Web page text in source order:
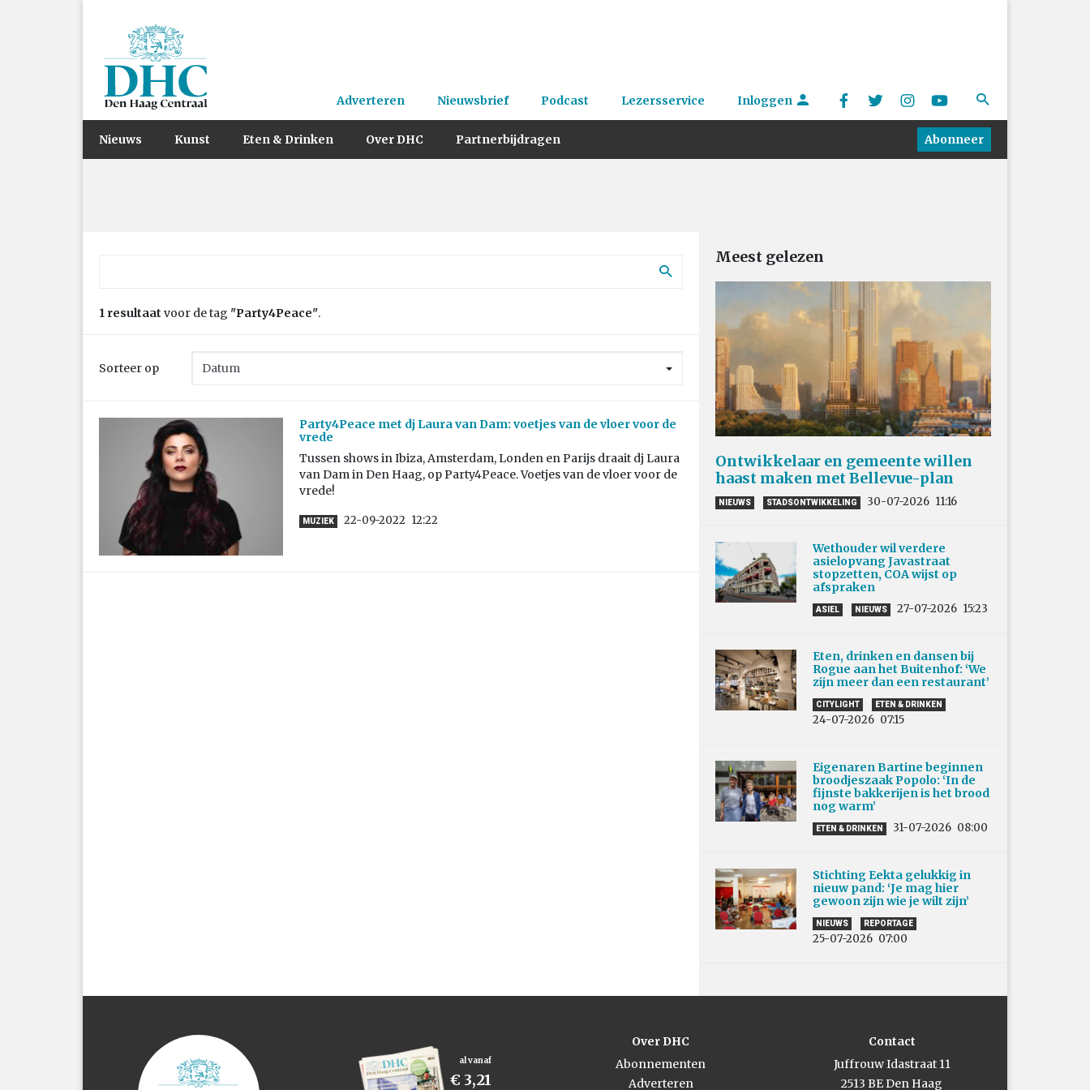
Adverteren Nieuwsbrief Podcast Lezersservice Inloggen
Nieuws Kunst Eten & Drinken Over DHC Partnerbijdragen Abonneer
1 resultaat voor de tag "Party4Peace".
Sorteer op
Party4Peace met dj Laura van Dam: voetjes van de vloer voor de
vrede
Tussen shows in Ibiza, Amsterdam, Londen en Parijs draait dj Laura
van Dam in Den Haag, op Party4Peace. Voetjes van de vloer voor de
vrede!
MUZIEK 22-09-2022 12:22
Meest gelezen
Ontwikkelaar en gemeente willen
haast maken met Bellevue-plan
NIEUWS STADSONTWIKKELING 30-07-2026 11:16
Wethouder wil verdere
asielopvang Javastraat
stopzetten, COA wijst op
afspraken
ASIEL NIEUWS 27-07-2026 15:23
Eten, drinken en dansen bij
Rogue aan het Buitenhof: ‘We
zijn meer dan een restaurant’
CITYLIGHT ETEN & DRINKEN
24-07-2026 07:15
Eigenaren Bartine beginnen
broodjeszaak Popolo: ‘In de
fijnste bakkerijen is het brood
nog warm’
ETEN & DRINKEN 31-07-2026 08:00
Stichting Eekta gelukkig in
nieuw pand: ‘Je mag hier
gewoon zijn wie je wilt zijn’
NIEUWS REPORTAGE
25-07-2026 07:00
al vanaf
€ 3,21
Over DHC
Abonnementen
Adverteren
Contact
Juffrouw Idastraat 11
2513 BE Den Haag